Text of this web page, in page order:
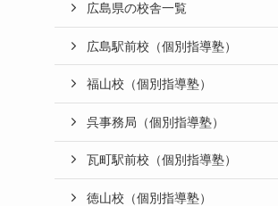
広島県の校舎一覧
広島駅前校（個別指導塾）
福山校（個別指導塾）
呉事務局（個別指導塾）
瓦町駅前校（個別指導塾）
徳山校（個別指導塾）